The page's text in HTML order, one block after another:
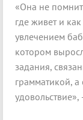
«Она не
где живет и
увлечением
котором
задания,
грамматикой,